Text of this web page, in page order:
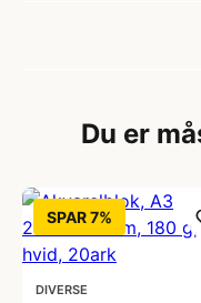
Du er
SPAR 7%
DIVERSE